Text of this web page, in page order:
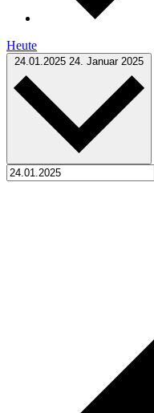
Heute
24.01.2025 24. Januar 2025